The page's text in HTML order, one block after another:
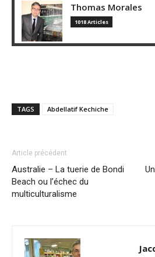
Thomas Morales
1018 Articles
TAGS Abdellatif Kechiche
Article précédent
Australie – La tuerie de Bondi
Beach ou l’échec du
multiculturalisme